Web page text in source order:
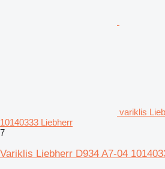
variklis
10140333 Liebherr
7
Variklis Liebherr D934 A7-04